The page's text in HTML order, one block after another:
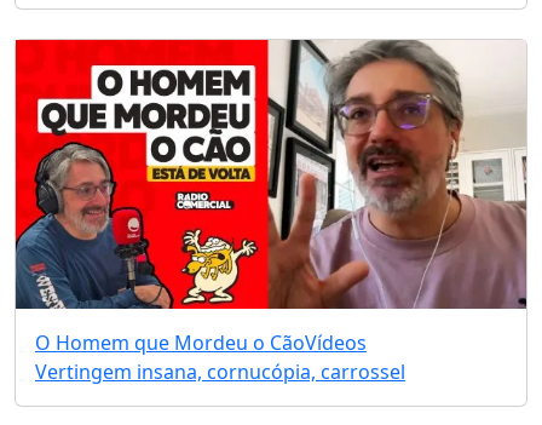
O Homem que Mordeu o CãoVídeos
Vertingem insana, cornucópia, carrossel